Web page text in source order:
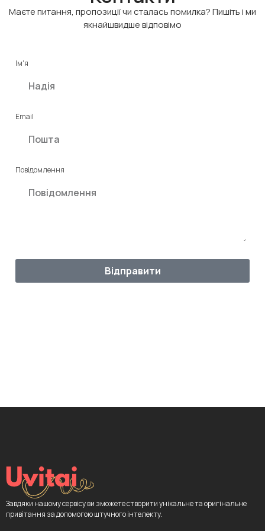
Маєте питання, пропозиції чи сталась помилка? Пишіть і ми
якнайшвидше відповімо
Ім'я
Email
Повідомлення
Відправити
Завдяки нашому сервісу ви зможете створити унікальне та оригінальне
привітання за допомогою штучного інтелекту.